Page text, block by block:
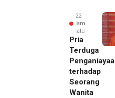
22
jam
lalu
Pria
Terduga
terhadap
Seorang
Wanita